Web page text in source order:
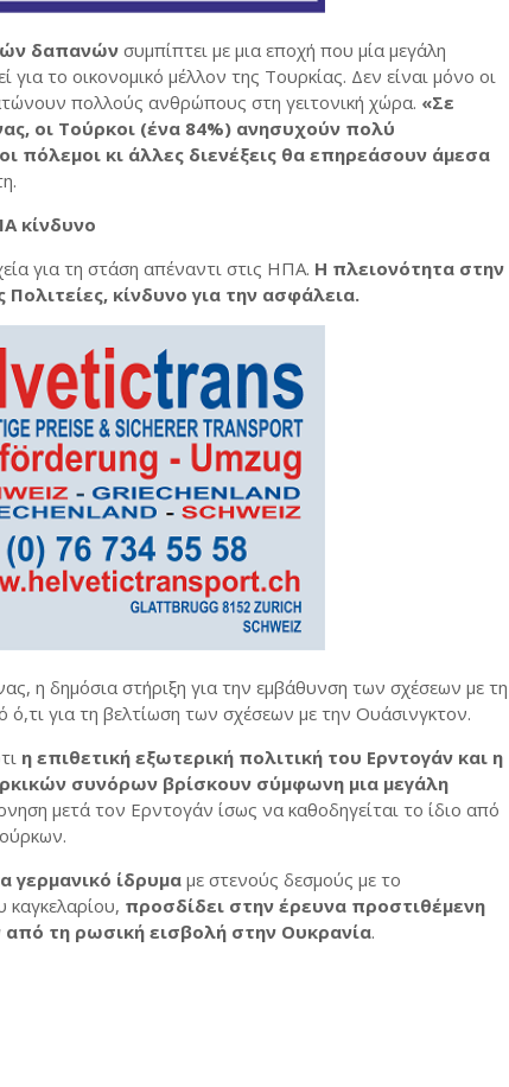
δαπανώνσυμπίπτει με μια εποχή που μία μεγάλη
το οικονομικό μέλλον της Τουρκίας. Δεν είναι μόνο οι
πολλούς ανθρώπους στη γειτονική χώρα. «Σε
οι Τούρκοι (ένα 84%) ανησυχούν πολύ
πόλεμοι κι άλλες διενέξεις θα επηρεάσουν άμεσα
κίνδυνο
για τη στάση απέναντι στις ΗΠΑ. Η πλειονότητα στην
κίνδυνο για την ασφάλεια.
η δημόσια στήριξη για την εμβάθυνση των σχέσεων με τη
ό,τι για τη βελτίωση των σχέσεων με την Ουάσινγκτον.
η επιθετική εξωτερική πολιτική του Ερντογάν και η
συνόρων βρίσκουν σύμφωνη μια μεγάλη
μετά τον Ερντογάν ίσως να καθοδηγείται το ίδιο από
γερμανικό ίδρυμαμε στενούς δεσμούς με το
καγκελαρίου, προσδίδει στην έρευνα προστιθέμενη
από τη ρωσική εισβολή στην Ουκρανία.